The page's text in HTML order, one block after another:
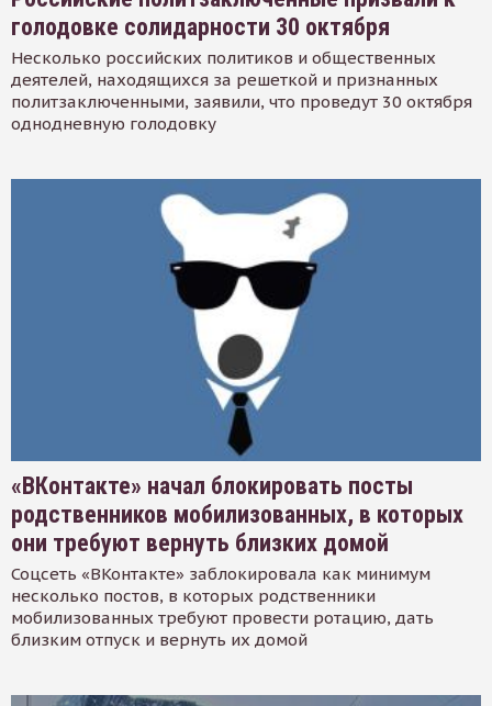
голодовке солидарности 30 октября
Несколько российских политиков и общественных
деятелей, находящихся за решеткой и признанных
политзаключенными, заявили, что проведут 30 октября
однодневную голодовку
«ВКонтакте» начал блокировать посты
родственников мобилизованных, в которых
они требуют вернуть близких домой
Соцсеть «ВКонтакте» заблокировала как минимум
несколько постов, в которых родственники
мобилизованных требуют провести ротацию, дать
близким отпуск и вернуть их домой